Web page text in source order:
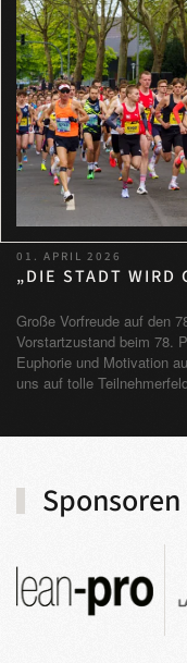
01. APRIL 2026
„DIE STADT WIRD
Große Vorfreude auf den
Vorstartzustand beim 78.
Euphorie und Motivation
uns auf tolle
Sponsoren